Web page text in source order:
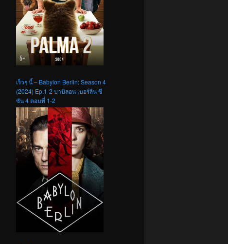
เร็วๆ นี้ – Babylon Berlin: Season 4
(2024) Ep.1-2 บาบิลอน เบอร์ลิน ซี
ซัน 4 ตอนที่ 1-2